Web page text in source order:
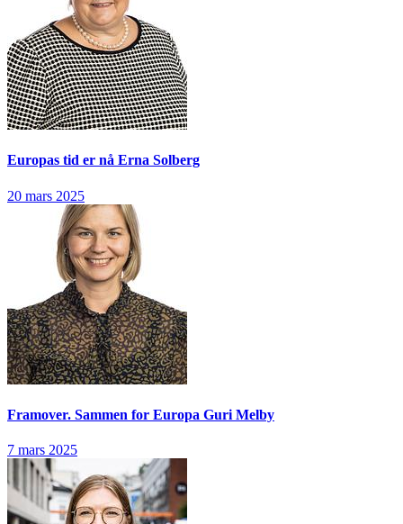
Europas tid er nå Erna Solberg
20 mars 2025
Framover. Sammen for Europa Guri Melby
7 mars 2025